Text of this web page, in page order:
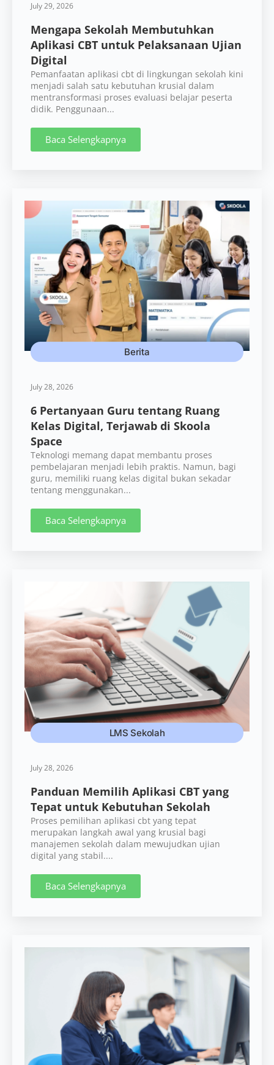
July 29, 2026
Mengapa Sekolah Membutuhkan
Aplikasi CBT untuk Pelaksanaan Ujian
Digital
Pemanfaatan aplikasi cbt di lingkungan sekolah kini
menjadi salah satu kebutuhan krusial dalam
mentransformasi proses evaluasi belajar peserta
didik. Penggunaan...
Baca Selengkapnya
Berita
July 28, 2026
6 Pertanyaan Guru tentang Ruang
Kelas Digital, Terjawab di Skoola
Space
Teknologi memang dapat membantu proses
pembelajaran menjadi lebih praktis. Namun, bagi
guru, memiliki ruang kelas digital bukan sekadar
tentang menggunakan...
Baca Selengkapnya
LMS Sekolah
July 28, 2026
Panduan Memilih Aplikasi CBT yang
Tepat untuk Kebutuhan Sekolah
Proses pemilihan aplikasi cbt yang tepat
merupakan langkah awal yang krusial bagi
manajemen sekolah dalam mewujudkan ujian
digital yang stabil....
Baca Selengkapnya